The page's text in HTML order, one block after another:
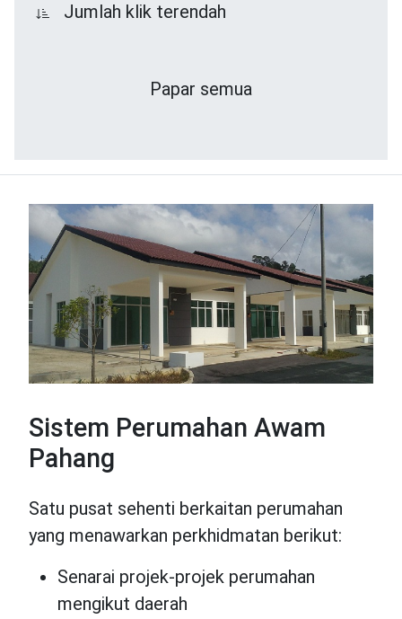
Jumlah klik terendah
Papar semua
Sistem Perumahan Awam
Pahang
Satu pusat sehenti berkaitan perumahan
yang menawarkan perkhidmatan berikut:
Senarai projek-projek perumahan
mengikut daerah